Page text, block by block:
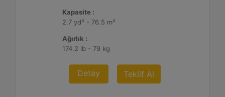
Kapasite :
2.7 yd³ - 76.5 m³
Ağırlık :
174.2 lb - 79 kg
Detay Teklif Al